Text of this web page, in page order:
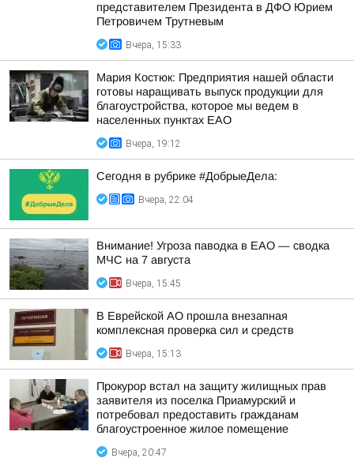
представителем Президента в ДФО Юрием
Петровичем Трутневым
Вчера, 15:33
Мария Костюк: Предприятия нашей области
готовы наращивать выпуск продукции для
благоустройства, которое мы ведем в
населенных пунктах ЕАО
Вчера, 19:12
Сегодня в рубрике #ДобрыеДела:
Вчера, 22:04
Внимание! Угроза паводка в ЕАО — сводка
МЧС на 7 августа
Вчера, 15:45
В Еврейской АО прошла внезапная
комплексная проверка сил и средств
Вчера, 15:13
Прокурор встал на защиту жилищных прав
заявителя из поселка Приамурский и
потребовал предоставить гражданам
благоустроенное жилое помещение
Вчера, 20:47